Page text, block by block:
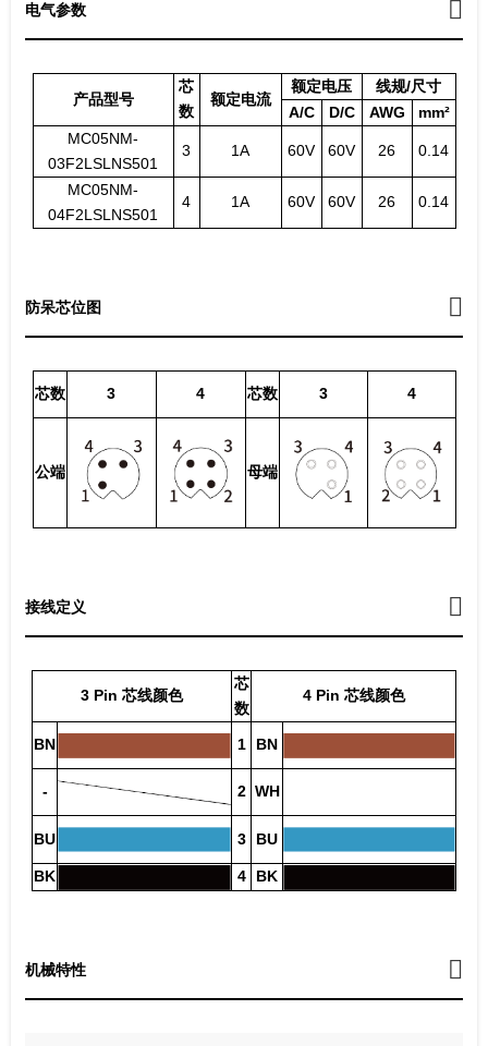
电气参数
产品型号
芯
数
额定电流
额定电压
线规/尺寸
A/C
D/C AWG
mm²
MC05NM-
03F2LSLNS501
3 1A 60V 60V 26 0.14
MC05NM-
04F2LSLNS501
4 1A 60V 60V 26 0.14
防呆芯位图
芯数 3 4 芯数 3 4
公端 母端
接线定义
3 Pin 芯线颜色
芯
数
4 Pin 芯线颜色
BN 1 BN
- 2 WH
BU 3 BU
BK 4 BK
机械特性